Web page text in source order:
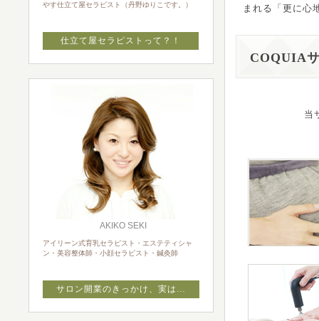
やす仕立て屋セラピスト（丹野ゆりこです。）
仕立て屋セラピストって？！
AKIKO SEKI
アイリーン式育乳セラピスト・エステティシャ
ン・美容整体師・小顔セラピスト・鍼灸師
サロン開業のきっかけ、実は…
まれる「更に心
COQUIA
当